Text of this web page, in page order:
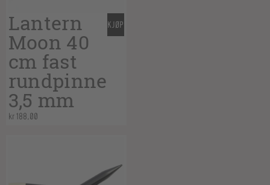
Lantern
Moon 40
cm fast
rundpinne
3,5 mm
kr188,00
KJØP